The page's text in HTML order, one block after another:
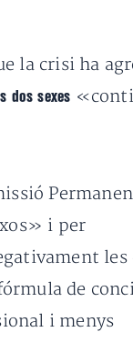
la crisi ha
dos sexes
i per
les
de
i menys